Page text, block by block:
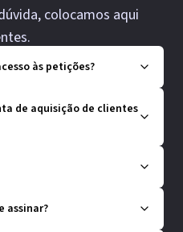
colocamos aqui
às petições?
de aquisição de clientes
assinar?